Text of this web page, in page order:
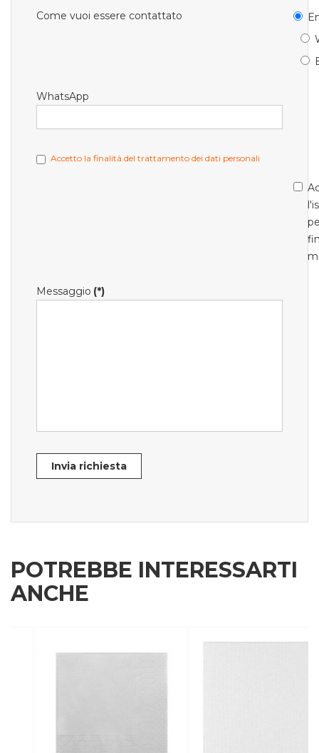
Come vuoi essere contattato
WhatsApp
Accetto la finalità del trattamento dei dati personali
Messaggio (*)
Invia richiesta
POTREBBE INTERESSARTI
ANCHE